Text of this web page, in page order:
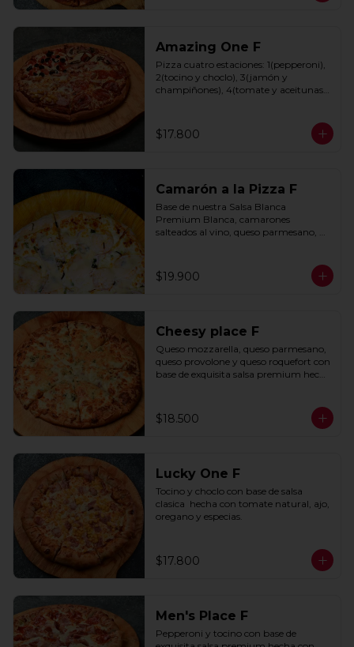
Amazing One F
Pizza cuatro estaciones: 1(pepperoni),
2(tocino y choclo), 3(jamón y
champiñones), 4(tomate y aceitunas
oregano y especias.
$17.800
Camarón a la Pizza F
Base de nuestra Salsa Blanca
Premium Blanca, camarones
salteados al vino, queso parmesano,
$19.900
Cheesy place F
Queso mozzarella, queso parmesano,
queso provolone y queso roquefort con
base de exquisita salsa premium hecha
$18.500
Lucky One F
Tocino y choclo con base de salsa
clasica  hecha con tomate natural, ajo,
oregano y especias.
$17.800
Men's Place F
Pepperoni y tocino con base de